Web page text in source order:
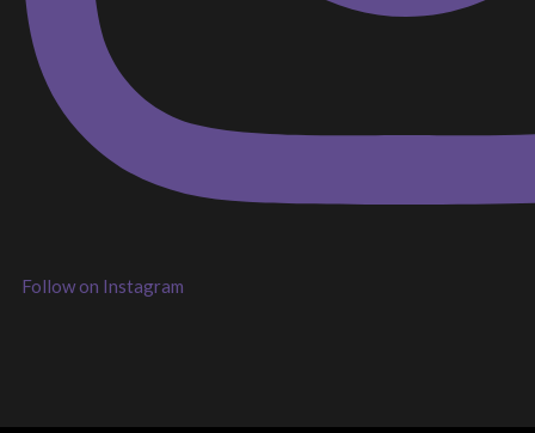
Follow on Instagram